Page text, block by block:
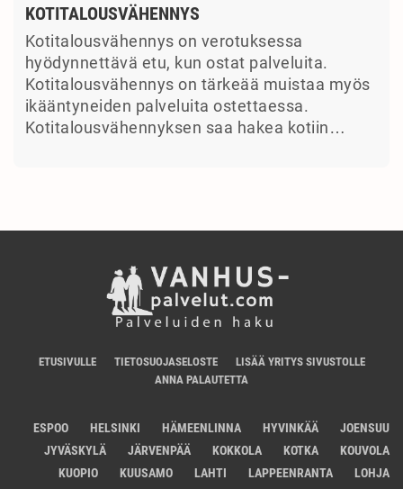
KOTITALOUSVÄHENNYS
Kotitalousvähennys on verotuksessa
hyödynnettävä etu, kun ostat palveluita.
Kotitalousvähennys on tärkeää muistaa myös
ikääntyneiden palveluita ostettaessa.
Kotitalousvähennyksen saa hakea kotiin…
ETUSIVULLE TIETOSUOJASELOSTE
LISÄÄ YRITYS SIVUSTOLLE
ANNA PALAUTETTA
ESPOO HELSINKI HÄMEENLINNA HYVINKÄÄ
JOENSUU
JYVÄSKYLÄ
JÄRVENPÄÄ KOKKOLA KOTKA
KOUVOLA
KUOPIO
KUUSAMO LAHTI LAPPEENRANTA
LOHJA